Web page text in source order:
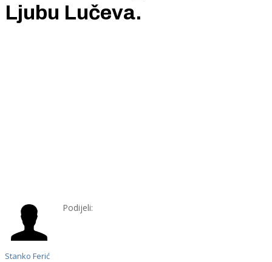
Ljubu Lučeva.
Stanko Ferić
Podijeli: